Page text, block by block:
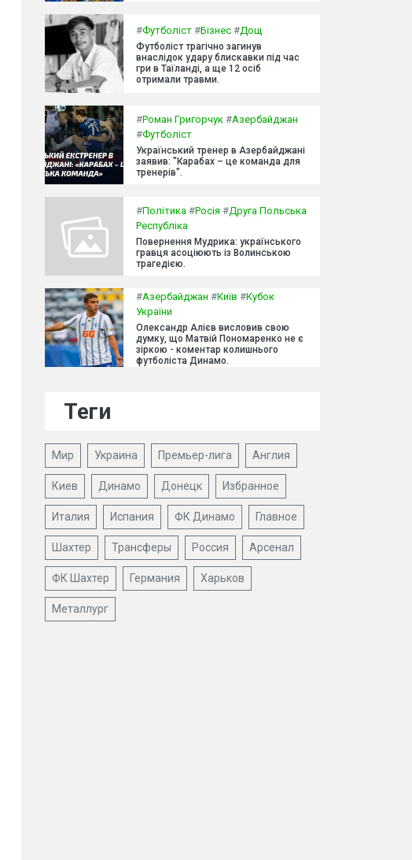
#Футболіст #Бізнес #Дощ
Футболіст трагічно загинув
внаслідок удару блискавки під час
гри в Таїланді, а ще 12 осіб
отримали травми.
#Роман Григорчук #Азербайджан
#Футболіст
Український тренер в Азербайджані
заявив: "Карабах – це команда для
тренерів".
#Політика #Росія #Друга Польська
Республіка
Повернення Мудрика: українського
гравця асоціюють із Волинською
трагедією.
#Азербайджан #Київ #Кубок
України
Олександр Алієв висловив свою
думку, що Матвій Пономаренко не є
зіркою - коментар колишнього
футболіста Динамо.
Теги
Мир Украина Премьер-лига Англия
Киев Динамо Донецк Избранное
Италия Испания ФК Динамо Главное
Шахтер Трансферы Россия Арсенал
ФК Шахтер Германия Харьков
Металлург